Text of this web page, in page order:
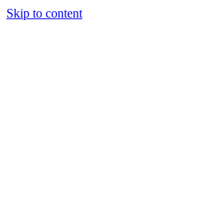
Skip to content